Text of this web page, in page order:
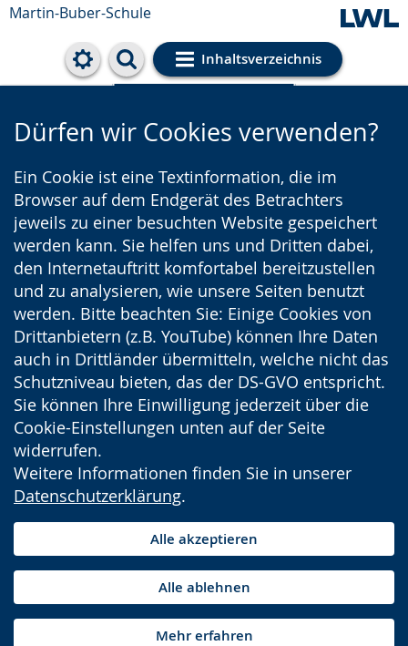
Martin-Buber-Schule
Inhaltsverzeichnis
Cookie-Einstellungen
Dürfen wir Cookies verwenden?
Ein Cookie ist eine Textinformation, die im
Browser auf dem Endgerät des Betrachters
jeweils zu einer besuchten Website gespeichert
werden kann. Sie helfen uns und Dritten dabei,
den Internetauftritt komfortabel bereitzustellen
und zu analysieren, wie unsere Seiten benutzt
werden. Bitte beachten Sie: Einige Cookies von
Drittanbietern (z.B. YouTube) können Ihre Daten
auch in Drittländer übermitteln, welche nicht das
Schutzniveau bieten, das der DS-GVO entspricht.
Sie können Ihre Einwilligung jederzeit über die
Cookie-Einstellungen unten auf der Seite
widerrufen.
Weitere Informationen finden Sie in unserer
Datenschutzerklärung.
Alle akzeptieren
Alle ablehnen
Mehr erfahren